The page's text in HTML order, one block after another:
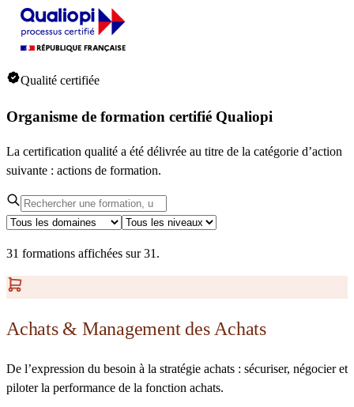
Qualité certifiée
Organisme de formation certifié Qualiopi
La certification qualité a été délivrée au titre de la catégorie d’action
suivante : actions de formation.
31 formations affichées sur31 .
Achats & Management des Achats
De l’expression du besoin à la stratégie achats : sécuriser, négocier et
piloter la performance de la fonction achats.